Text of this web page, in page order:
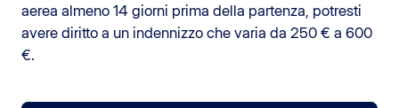
aerea almeno 14 giorni prima della partenza, potresti
avere diritto a un indennizzo che varia da 250 € a 600
€.